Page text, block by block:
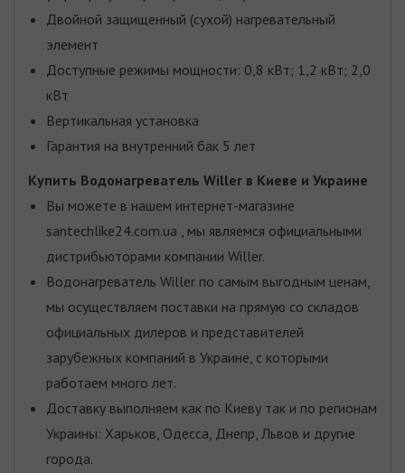
Двойной защищенный (сухой) нагревательный
элемент
Доступные режимы мощности: 0,8 кВт; 1,2 кВт; 2,0
кВт
Вертикальная установка
Гарантия на внутренний бак 5 лет
Купить Водонагреватель Willer в Киеве и Украине
Вы можете в нашем интернет-магазине
santechlike24.com.ua , мы являемся официальными
дистрибьюторами компании Willer.
Водонагреватель Willer по самым выгодным ценам,
мы осуществляем поставки на прямую со складов
официальных дилеров и представителей
зарубежных компаний в Украине, с которыми
работаем много лет.
Доставку выполняем как по Киеву так и по регионам
Украины: Харьков, Одесса, Днепр, Львов и другие
города.